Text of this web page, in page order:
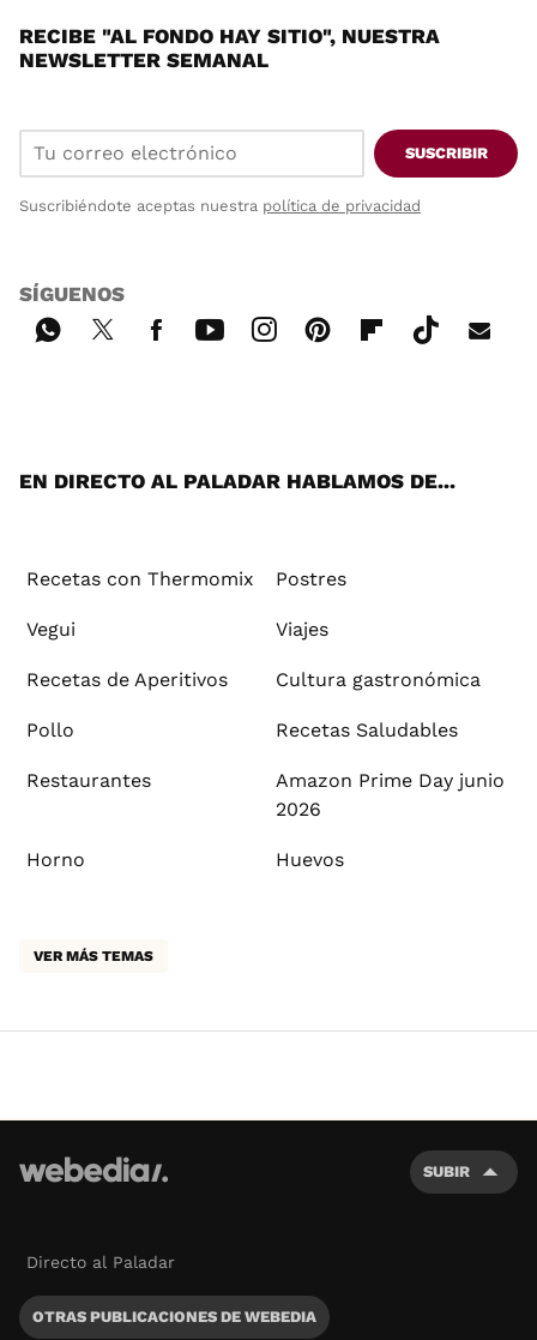
RECIBE "AL FONDO HAY SITIO", NUESTRA
NEWSLETTER SEMANAL
SUSCRIBIR
Suscribiéndote aceptas nuestra política de privacidad
SÍGUENOS
EN DIRECTO AL PALADAR HABLAMOS DE...
Recetas con Thermomix Postres
Vegui Viajes
Recetas de Aperitivos Cultura gastronómica
Pollo Recetas Saludables
Restaurantes
Amazon Prime Day junio
2026
Horno Huevos
VER MÁS TEMAS
SUBIR
Directo al Paladar
OTRAS PUBLICACIONES DE WEBEDIA